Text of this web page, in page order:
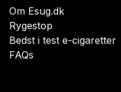
Om Esug.dk
Rygestop
Bedst i test e-cigaretter
FAQs